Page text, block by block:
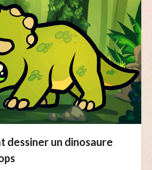
dessiner un dinosaure